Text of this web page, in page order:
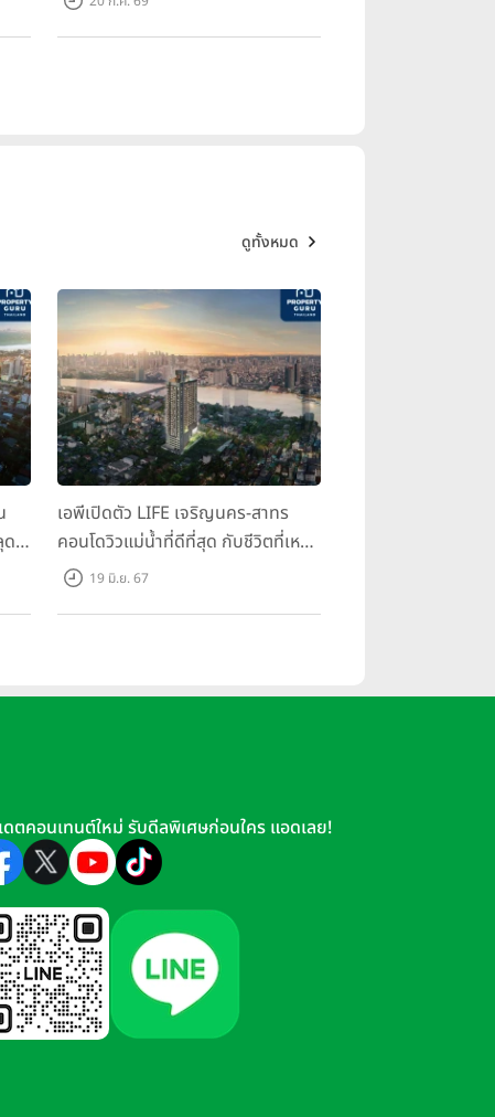
ดูทั้งหมด
ด
เอพีเปิดตัว LIFE เจริญนคร-สาทร
คอนโดวิวแม่น้ำที่ดีที่สุด กับชีวิตที่เหนือ
กว่าในทุกมิติ ห้องชุดดีไซน์ใหม่สูง 3
19 มิ.ย. 67
ดตคอนเทนต์ใหม่ รับดีลพิเศษก่อนใคร แอดเลย!